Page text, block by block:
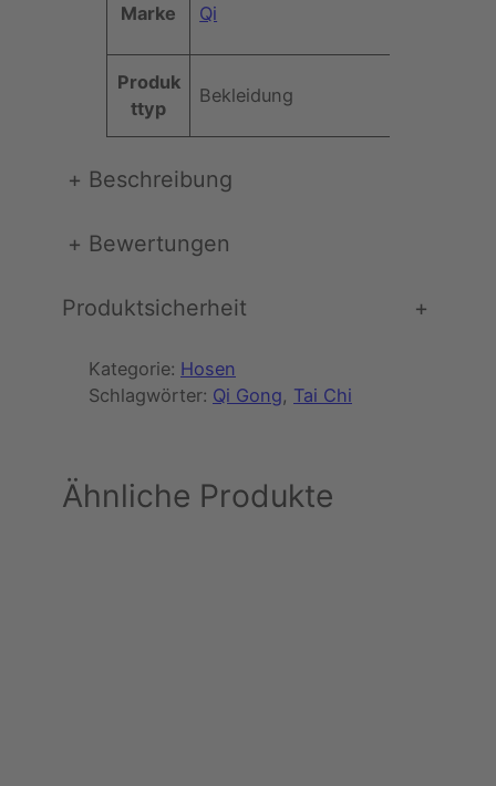
Marke Qi
Produk
ttyp
Bekleidung
+ Beschreibung
+ Bewertungen
Produktsicherheit +
Kategorie: Hosen
Schlagwörter: Qi Gong, Tai Chi
Ähnliche Produkte